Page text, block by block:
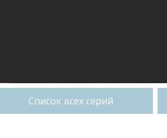
Список всех серий